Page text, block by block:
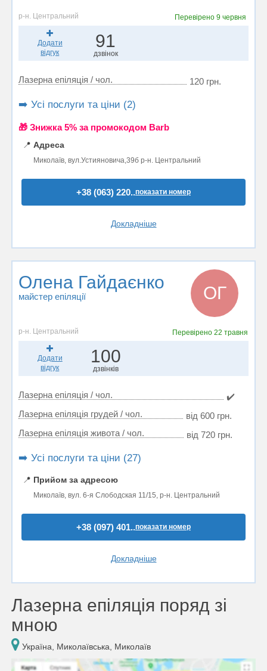
р-н. Центральний Перевірено 9 червня
Додати
відгук
91
дзвінок
Лазерна епіляція / чол. 120 грн.
➡️ Усі послуги та ціни (2)
🎁 Знижка 5% за промокодом Barb
📍 Адреса
Миколаїв, вул.Устияновича,39б р-н. Центральний
+38 (063) 220..показати номер
Докладніше
Олена Гайдаєнко
майстер епіляції ОГ
р-н. Центральний Перевірено22 травня
Додати
відгук
100
дзвінків
Лазерна епіляція / чол.
✔️
Лазерна епіляція грудей / чол.
від 600 грн.
Лазерна епіляція живота / чол.
від 720 грн.
➡️ Усі послуги та ціни (27)
📍 Прийом за адресою
Миколаїв, вул. 6-я Слободская 11/15, р-н. Центральний
+38 (097) 401..показати номер
Докладніше
Лазерна епіляція поряд зі
мною
Україна, Миколаївська, Миколаїв